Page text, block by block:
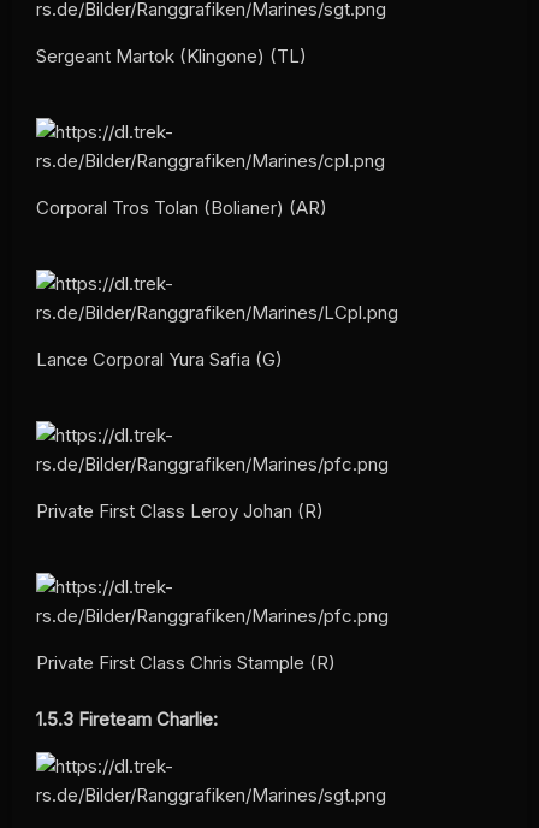
Sergeant Martok (Klingone) (TL)
Corporal Tros Tolan (Bolianer) (AR)
Lance Corporal Yura Safia (G)
Private First Class Leroy Johan (R)
Private First Class Chris Stample (R)
1.5.3 Fireteam Charlie: